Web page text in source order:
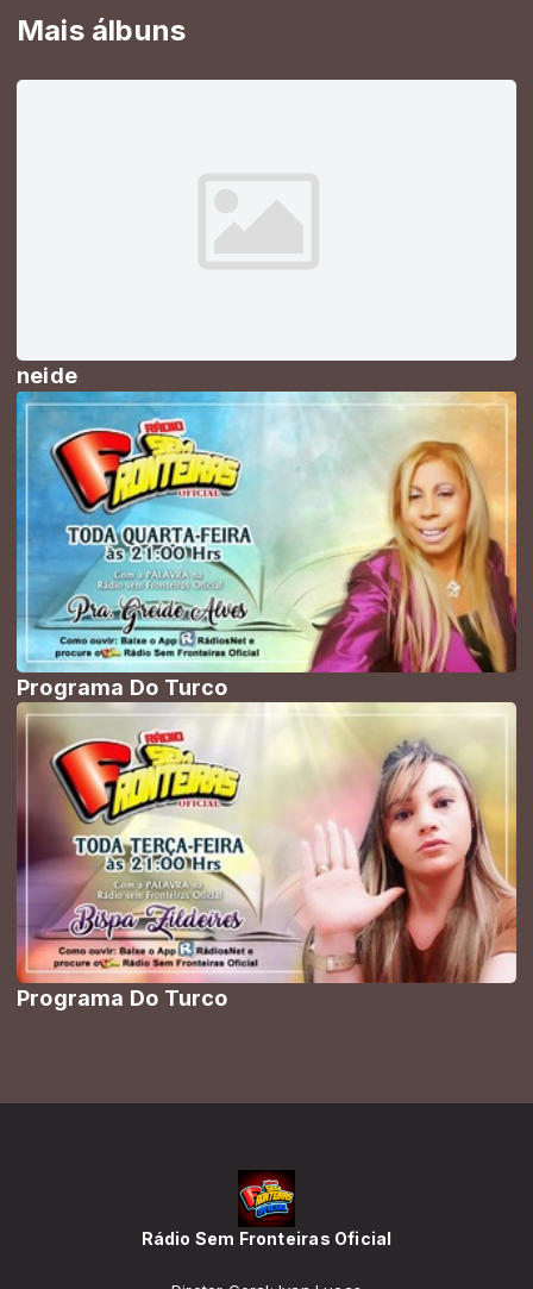
Mais álbuns
neide
Programa Do Turco
Programa Do Turco
Rádio Sem Fronteiras Oficial